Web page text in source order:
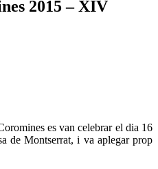
2015 – XIV
es van celebrar el dia 16
de Montserrat, i va aplegar prop